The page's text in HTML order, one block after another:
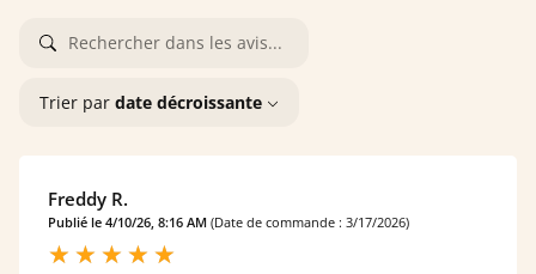
Trier par date décroissante
Freddy R.
Publié le 4/10/26, 8:16 AM (Date de commande : 3/17/2026)